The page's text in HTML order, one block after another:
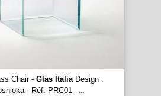
Chair - Glas ItaliaDesign :
- Réf. PRC01
...